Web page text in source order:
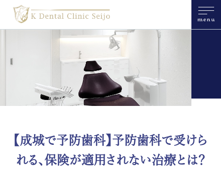
menu
【成城で予防歯科】予防歯科で受けら
れる、保険が適用されない治療とは？